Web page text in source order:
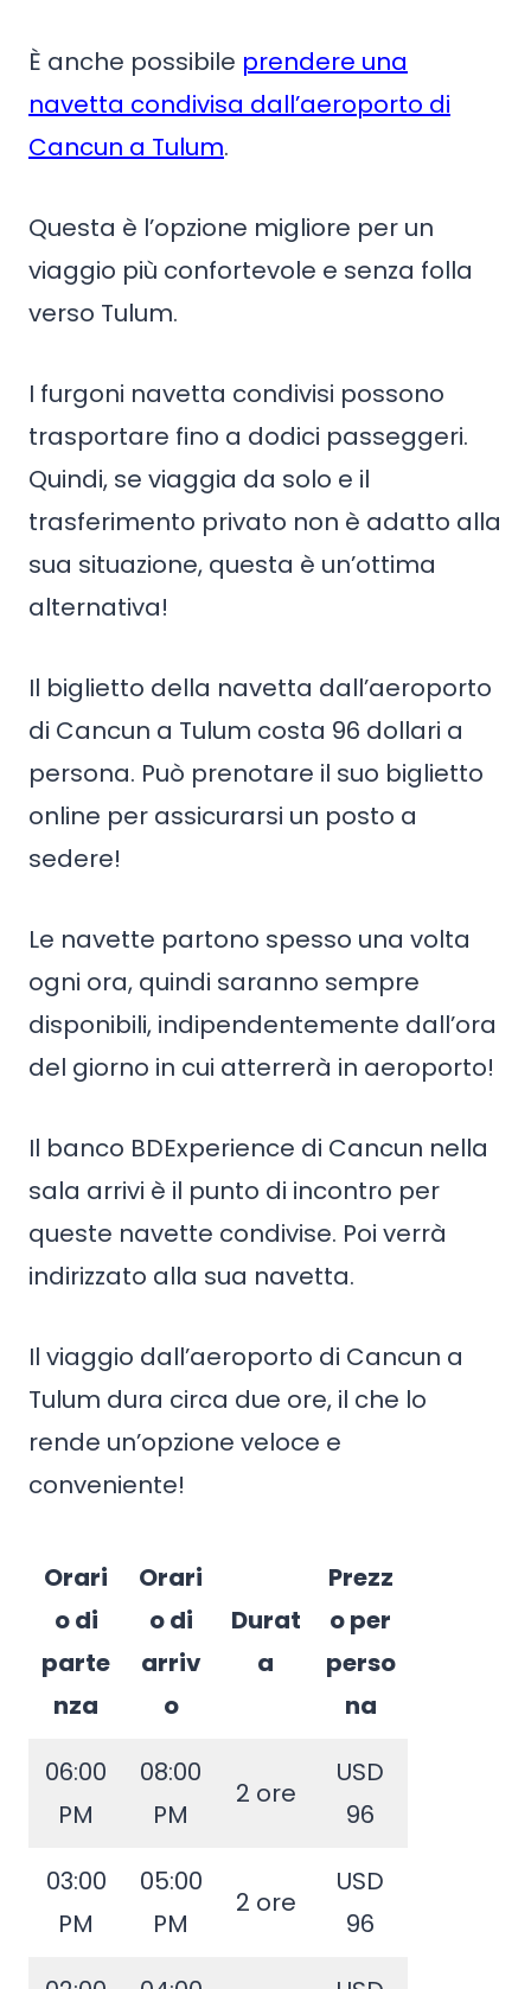
È anche possibile prendere una
navetta condivisa dall’aeroporto di
Cancun a Tulum.
Questa è l’opzione migliore per un
viaggio più confortevole e senza folla
verso Tulum.
I furgoni navetta condivisi possono
trasportare fino a dodici passeggeri.
Quindi, se viaggia da solo e il
trasferimento privato non è adatto alla
sua situazione, questa è un’ottima
alternativa!
Il biglietto della navetta dall’aeroporto
di Cancun a Tulum costa 96 dollari a
persona. Può prenotare il suo biglietto
online per assicurarsi un posto a
sedere!
Le navette partono spesso una volta
ogni ora, quindi saranno sempre
disponibili, indipendentemente dall’ora
del giorno in cui atterrerà in aeroporto!
Il banco BDExperience di Cancun nella
sala arrivi è il punto di incontro per
queste navette condivise. Poi verrà
indirizzato alla sua navetta.
Il viaggio dall’aeroporto di Cancun a
Tulum dura circa due ore, il che lo
rende un’opzione veloce e
conveniente!
Orari
o di
parte
nza
Orari
o di
arriv
o
Durat
a
Prezz
o per
perso
na
06:00
PM
08:00
PM
2 ore
USD
96
03:00
PM
05:00
PM
2 ore
USD
96